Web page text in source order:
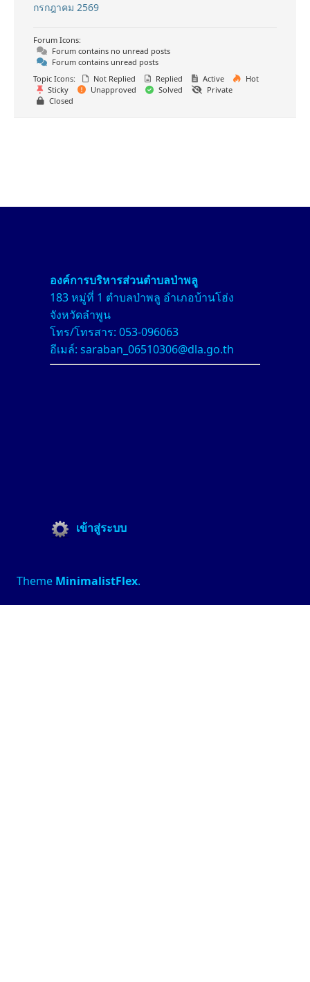
กรกฎาคม 2569
Forum Icons:
Forum contains no unread posts
Forum contains unread posts
Topic Icons:
Not Replied Replied Active
Hot
Sticky
Unapproved Solved
Private
Closed
องค์การบริหารส่วนตำบลป่าพลู
183 หมู่ที่ 1 ตำบลป่าพลู อำเภอบ้านโฮ่ง
จังหวัดลำพูน
โทร/โทรสาร: 053-096063
อีเมล์: saraban_06510306@dla.go.th
เข้าสู่ระบบ
Theme MinimalistFlex.